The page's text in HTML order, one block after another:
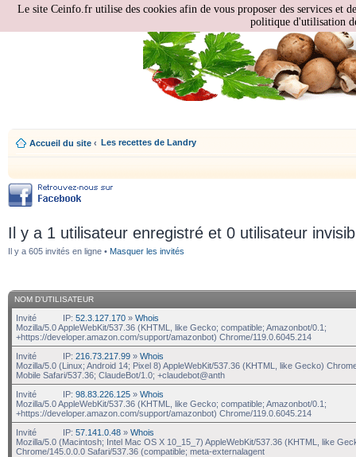
Accueil du site ‹ Les recettes de Landry
Il y a 1 utilisateur enregistré et 0 utilisateur
Il y a 605 invités en ligne • Masquer les invités
NOM D’UTILISATEUR
Invité IP: 52.3.127.170 » Whois
Mozilla/5.0 AppleWebKit/537.36 (KHTML, like Gecko; compatible; Amazonbot/0.1;
+https://developer.amazon.com/support/amazonbot) Chrome/119.0.6045.214
Invité
IP: 216.73.217.99 » Whois
Mozilla/5.0 (Linux; Android 14; Pixel 8) AppleWebKit/537.36 (KHTML, like Gecko)
Mobile Safari/537.36; ClaudeBot/1.0; +claudebot@anth
Invité
IP: 98.83.226.125 » Whois
Mozilla/5.0 AppleWebKit/537.36 (KHTML, like Gecko; compatible; Amazonbot/0.1;
+https://developer.amazon.com/support/amazonbot) Chrome/119.0.6045.214
Invité
IP: 57.141.0.48 » Whois
Mozilla/5.0 (Macintosh; Intel Mac OS X 10_15_7) AppleWebKit/537.36 (KHTML, like
Chrome/145.0.0.0 Safari/537.36 (compatible; meta-externalagent
Le site Ceinfo.fr utilise des cookies afin de vous proposer des services et
politique d'utilisation